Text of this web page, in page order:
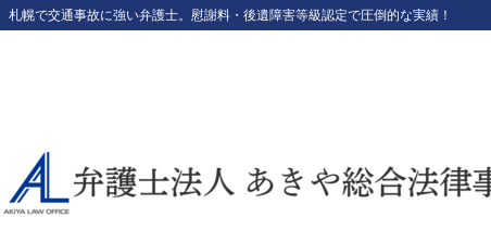
札幌で交通事故に強い弁護士。 慰謝料・後遺障害等級認定で圧倒的な実績！